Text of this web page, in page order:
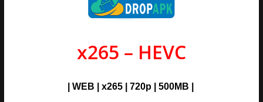
x265 – HEVC
| WEB | x265 | 720p | 500MB |